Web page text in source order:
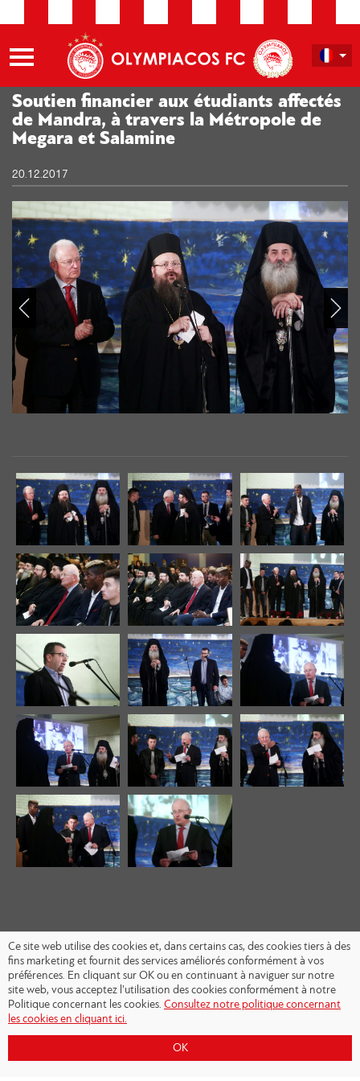
Soutien financier aux étudiants affectés
de Mandra, à travers la Métropole de
Megara et Salamine
20.12.2017
Ce site web utilise des cookies et, dans certains cas, des cookies tiers à des
fins marketing et fournit des services améliorés conformément à vos
préférences. En cliquant sur OK ou en continuant à naviguer sur notre
site web, vous acceptez l’utilisation des cookies conformément à notre
Politique concernant les cookies. Consultez notre politique concernant
les cookies en cliquant ici.
OK